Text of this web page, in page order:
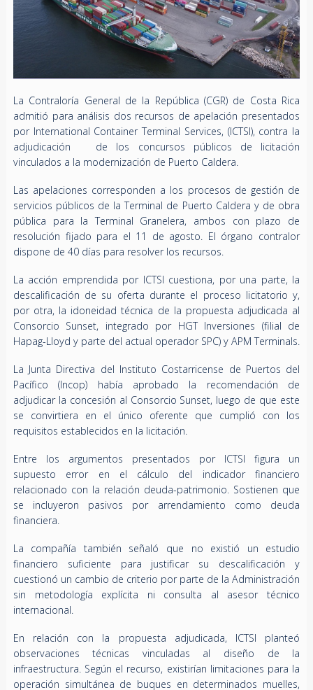
La Contraloría General de la República (CGR) de Costa Rica
admitió para análisis dos recursos de apelación presentados
por International Container Terminal Services, (ICTSI), contra la
adjudicación de los concursos públicos de licitación
vinculados a la modernización de Puerto Caldera.
Las apelaciones corresponden a los procesos de gestión de
servicios públicos de la Terminal de Puerto Caldera y de obra
pública para la Terminal Granelera, ambos con plazo de
resolución fijado para el 11 de agosto. El órgano contralor
dispone de 40 días para resolver los recursos.
La acción emprendida por ICTSI cuestiona, por una parte, la
descalificación de su oferta durante el proceso licitatorio y,
por otra, la idoneidad técnica de la propuesta adjudicada al
Consorcio Sunset, integrado por HGT Inversiones (filial de
Hapag-Lloyd y parte del actual operador SPC) y APM Terminals.
La Junta Directiva del Instituto Costarricense de Puertos del
Pacífico (Incop) había aprobado la recomendación de
adjudicar la concesión al Consorcio Sunset, luego de que este
se convirtiera en el único oferente que cumplió con los
requisitos establecidos en la licitación.
Entre los argumentos presentados por ICTSI figura un
supuesto error en el cálculo del indicador financiero
relacionado con la relación deuda-patrimonio. Sostienen que
se incluyeron pasivos por arrendamiento como deuda
financiera.
La compañía también señaló que no existió un estudio
financiero suficiente para justificar su descalificación y
cuestionó un cambio de criterio por parte de la Administración
sin metodología explícita ni consulta al asesor técnico
internacional.
En relación con la propuesta adjudicada, ICTSI planteó
observaciones técnicas vinculadas al diseño de la
infraestructura. Según el recurso, existirían limitaciones para la
operación simultánea de buques en determinados muelles,